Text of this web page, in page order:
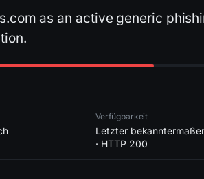
as an active generic
Verfügbarkeit
Letzter
· HTTP 200